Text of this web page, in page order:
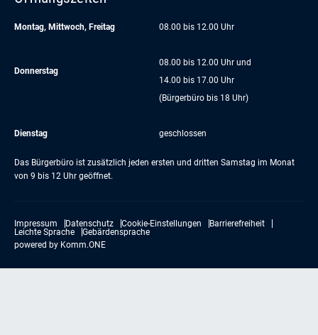
Montag, Mittwoch, Freitag 08.00 bis 12.00 Uhr
Donnerstag
08.00 bis 12.00 Uhr und
14.00 bis 17.00 Uhr
(Bürgerbüro bis 18 Uhr)
Dienstag geschlossen
Das Bürgerbüro ist zusätzlich jeden ersten und dritten Samstag im Monat
von 9 bis 12 Uhr geöffnet.
Impressum Datenschutz Cookie-Einstellungen
Barrierefreiheit
Leichte Sprache
Gebärdensprache
powered by Komm.ONE